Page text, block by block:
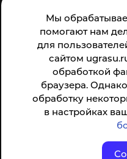
Мы
помогают нам
для
сайтом
обработкой
браузера.
обработку
в настройках
Анкета доступна по